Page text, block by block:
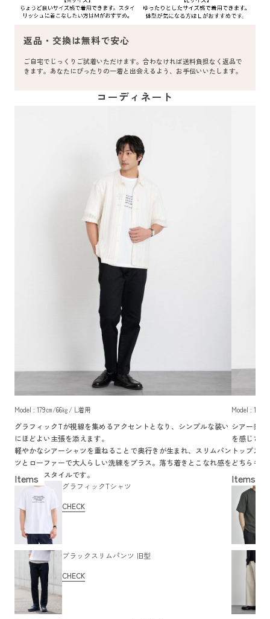
返品・交換は無料で安心
ご自宅でじっくりご試着いただけます。合わなければ送料負担なく返品で
きます。あなたにぴったりの一着と出会えるよう、お手伝いいたします。
コーディネート
Model : 179㎝/66㎏/ L着用
グラフィックTが視線を集めるアクセントとなり、シンプルな装い
にほどよい主張を添えます。
軽やかなシアーシャツを重ねることで奥行きが生まれ、スリムパン
ツとローファーで大人らしい洗練をプラス。落ち着きとこなれ感を
両立したスタイルです。
グラフィックTシャツ
CHECK
ブラックスリムパンツ 旧型
CHECK
Model : 179
シアー素
を感じさ
トップス
どちらも
人の軽快